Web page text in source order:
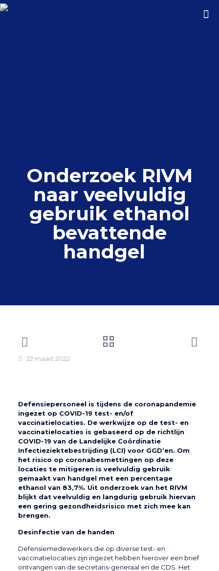
Onderzoek RIVM
naar veelvuldig
gebruik ethanol
bevattende
handgel
22 maart 2022
Defensiepersoneel is tijdens de coronapandemie
ingezet op COVID-19 test- en/of
vaccinatielocaties. De werkwijze op de test- en
vaccinatielocaties is gebaseerd op de richtlijn
COVID-19 van de Landelijke Coördinatie
Infectieziektebestrijding (LCI) voor GGD’en. Om
het risico op coronabesmettingen op deze
locaties te mitigeren is veelvuldig gebruik
gemaakt van handgel met een percentage
ethanol van 83,7%. Uit onderzoek van het RIVM
blijkt dat veelvuldig en langdurig gebruik hiervan
een gering gezondheidsrisico met zich mee kan
brengen.
Desinfectie van de handen
Defensiemedewerkers die op diverse test- en
vaccinatielocaties zijn ingezet hebben hierover een brief
ontvangen van de secretaris-generaal en de CDS. Het